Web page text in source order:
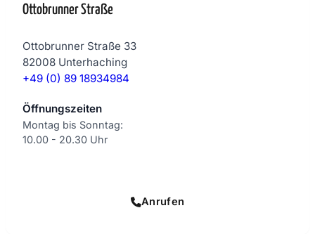
Ottobrunner Straße
Ottobrunner Straße 33
82008 Unterhaching
+49 (0) 89 18934984
Öffnungszeiten
Montag bis Sonntag:
10.00 - 20.30 Uhr
Anrufen